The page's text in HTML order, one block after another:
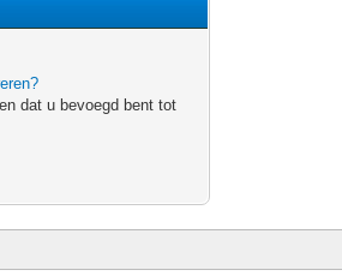
dat u bevoegd bent tot